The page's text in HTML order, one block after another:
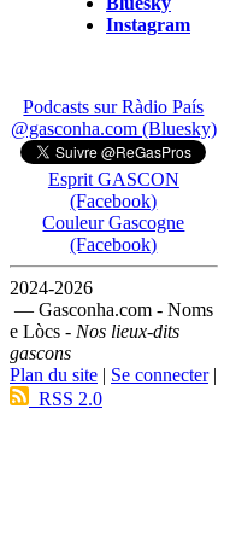
Instagram
Podcasts sur Ràdio País
@gasconha.com (Bluesky)
Esprit GASCON
(Facebook)
Couleur Gascogne
(Facebook)
2024-2026
— Gasconha.com - Noms
e Lòcs - Nos lieux-dits
gascons
Plan du site | Se connecter|
RSS 2.0